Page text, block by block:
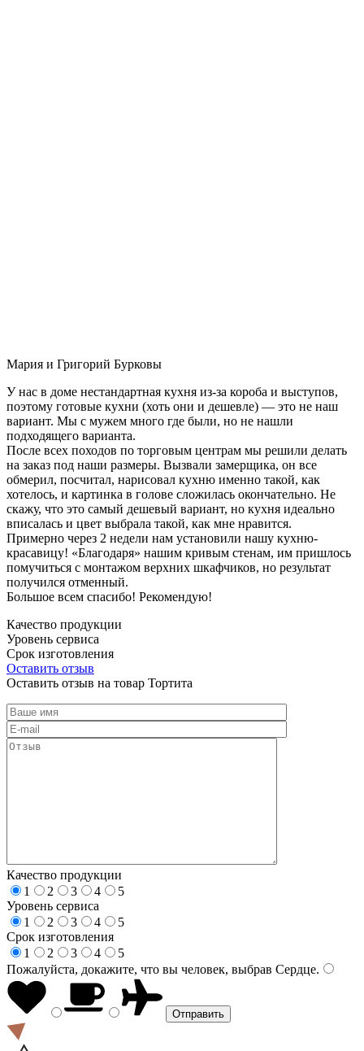
Мария и Григорий Бурковы
У нас в доме нестандартная кухня из-за короба и выступов,
поэтому готовые кухни (хоть они и дешевле) — это не наш
вариант. Мы с мужем много где были, но не нашли
подходящего варианта.
После всех походов по торговым центрам мы решили делать
на заказ под наши размеры. Вызвали замерщика, он все
обмерил, посчитал, нарисовал кухню именно такой, как
хотелось, и картинка в голове сложилась окончательно. Не
скажу, что это самый дешевый вариант, но кухня идеально
вписалась и цвет выбрала такой, как мне нравится.
Примерно через 2 недели нам установили нашу кухню-
красавицу! «Благодаря» нашим кривым стенам, им пришлось
помучиться с монтажом верхних шкафчиков, но результат
получился отменный.
Большое всем спасибо! Рекомендую!
Качество продукции
Уровень сервиса
Срок изготовления
Оставить отзыв
Оставить отзыв на товар Тортита
Качество продукции
1
2 3 4
5
Уровень сервиса
1
2 3 4
5
Срок изготовления
1
2 3 4
5
Пожалуйста, докажите, что вы человек, выбрав Сердце.